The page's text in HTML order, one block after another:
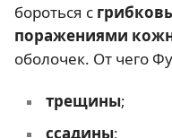
бороться с
поражениями
оболочек. От чего
трещины;
ссадины;